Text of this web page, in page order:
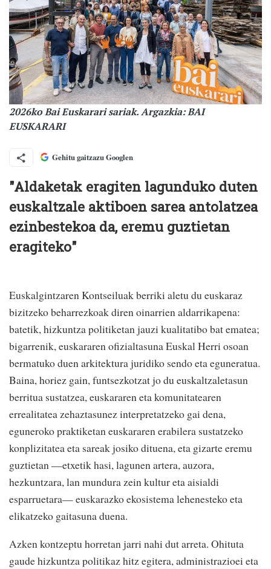
2026ko Bai Euskarari sariak. Argazkia: BAI
EUSKARARI
Gehitu gaitzazu Googlen
"Aldaketak eragiten lagunduko duten
euskaltzale aktiboen sarea antolatzea
ezinbestekoa da, eremu guztietan
eragiteko"
Euskalgintzaren Kontseiluak berriki aletu du euskaraz
bizitzeko beharrezkoak diren oinarrien aldarrikapena:
batetik, hizkuntza politiketan jauzi kualitatibo bat ematea;
bigarrenik, euskararen ofizialtasuna Euskal Herri osoan
bermatuko duen arkitektura juridiko sendo eta eguneratua.
Baina, horiez gain, funtsezkotzat jo du euskaltzaletasun
berritua sustatzea, euskararen eta komunitatearen
errealitatea zehaztasunez interpretatzeko gai dena,
eguneroko praktiketan euskararen erabilera sustatzeko
konplizitatea eta sareak josiko dituena, eta gizarte eremu
guztietan —etxetik hasi, lagunen artera, auzora,
hezkuntzara, lan mundura zein kultur eta aisialdi
esparruetara— euskarazko ekosistema lehenesteko eta
elikatzeko gaitasuna duena.
Azken kontzeptu horretan jarri nahi dut arreta. Ohituta
gaude hizkuntza politikaz hitz egitera, administrazioei eta